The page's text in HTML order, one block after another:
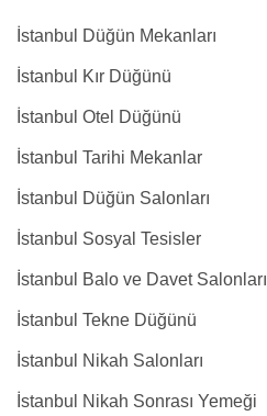
İstanbul Düğün Mekanları
İstanbul Kır Düğünü
İstanbul Otel Düğünü
İstanbul Tarihi Mekanlar
İstanbul Düğün Salonları
İstanbul Sosyal Tesisler
İstanbul Balo ve Davet Salonları
İstanbul Tekne Düğünü
İstanbul Nikah Salonları
İstanbul Nikah Sonrası Yemeği